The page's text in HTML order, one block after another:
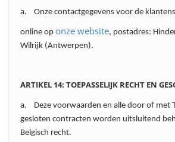
a. Onze contactgegevens voor de
online op onze website, postadres:
Wilrijk (Antwerpen).
ARTIKEL 14: TOEPASSELIJK RECHT EN
a. Deze voorwaarden en alle door of met
gesloten contracten worden uitsluitend
Belgisch recht.